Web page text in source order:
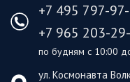
+7 495 797-
+7 965 203-
по будням с 10:00
ул. Космонавта